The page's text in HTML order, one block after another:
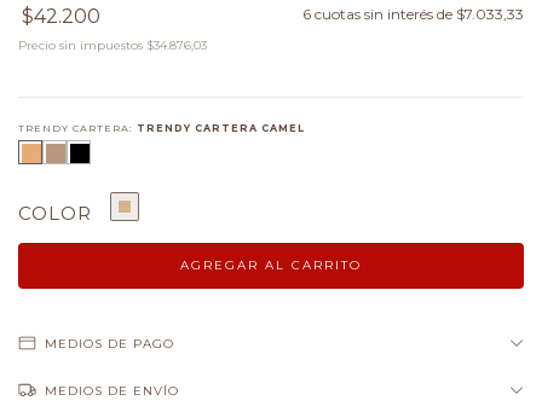
$42.200 6 cuotas sin interés de $7.033,33
Precio sin impuestos $34.876,03
TRENDY CARTERA: TRENDY CARTERA CAMEL
COLOR
MEDIOS DE PAGO
MEDIOS DE ENVÍO